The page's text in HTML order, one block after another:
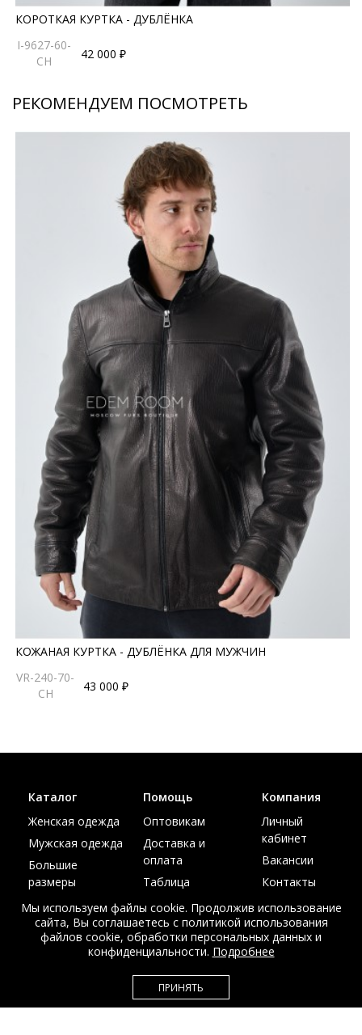
КОРОТКАЯ КУРТКА - ДУБЛЁНКА
I-9627-60-
CH
42 000 ₽
РЕКОМЕНДУЕМ ПОСМОТРЕТЬ
КОЖАНАЯ КУРТКА - ДУБЛЁНКА ДЛЯ МУЖЧИН
VR-240-70-
CH
43 000 ₽
© Интернет магазин верхней одежды из меха и кожи
EDEM-ROOM 2011-2026
Каталог
Женская одежда
Мужская одежда
Большие
размеры
Акции
Помощь
Оптовикам
Доставка и
оплата
Таблица
Компания
Личный
кабинет
Вакансии
Контакты
Мы используем файлы cookie. Продолжив использование
сайта, Вы соглашаетесь с политикой использования
файлов cookie, обработки персональных данных и
конфиденциальности. Подробнее
ПРИНЯТЬ